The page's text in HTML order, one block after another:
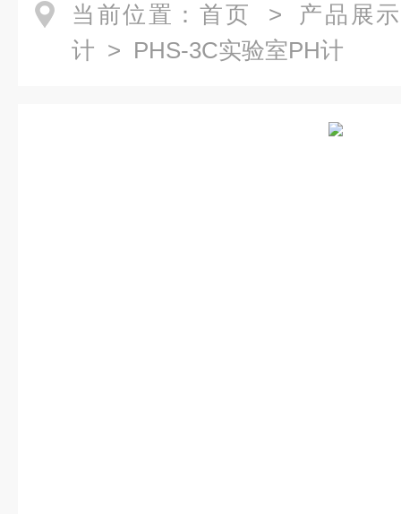
当前位置： 首页 > 产品展示
计 > PHS-3C实验室PH计